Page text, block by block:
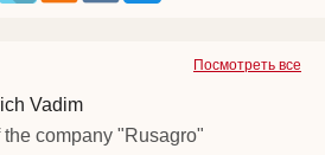
Посмотреть все
Vadim
the company "Rusagro"